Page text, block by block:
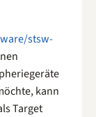
stsw-
kann
Target